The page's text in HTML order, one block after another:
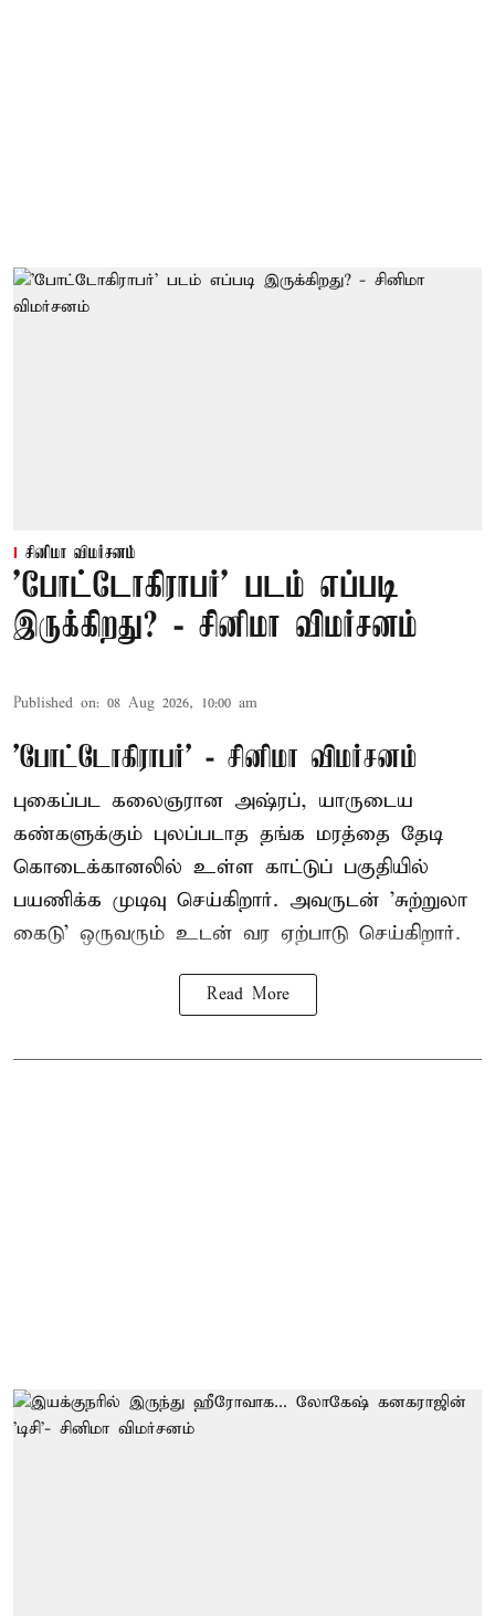
சினிமா விமர்சனம்
'போட்டோகிராபர்' படம் எப்படி
இருக்கிறது? - சினிமா விமர்சனம்
Published on: 08 Aug 2026, 10:00 am
'போட்டோகிராபர்' - சினிமா விமர்சனம்
புகைப்பட கலைஞரான அஷ்ரப், யாருடைய
கண்களுக்கும் புலப்படாத தங்க மரத்தை தேடி
கொடைக்கானலில் உள்ள காட்டுப் பகுதியில்
பயணிக்க முடிவு செய்கிறார். அவருடன் 'சுற்றுலா
கைடு' ஒருவரும் உடன் வர ஏற்பாடு செய்கிறார்.
Read More